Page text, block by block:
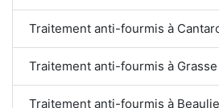
Traitement anti-fourmis à
Traitement anti-fourmis à
Traitement anti-fourmis à